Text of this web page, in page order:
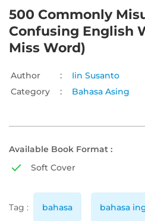
500 Commonly
Confusing English
Miss Word)
Author :
Iin Susanto
Category
: Bahasa Asing
Available Book Format :
Soft Cover
Tag : bahasa bahasa